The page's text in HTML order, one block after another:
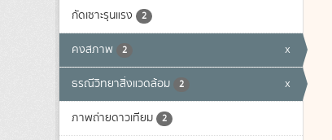
กัดเซาะรุนแรง 2
คงสภาพ 2 x
ธรณีวิทยาสิ่งแวดล้อม 2 x
ภาพถ่ายดาวเทียม 2